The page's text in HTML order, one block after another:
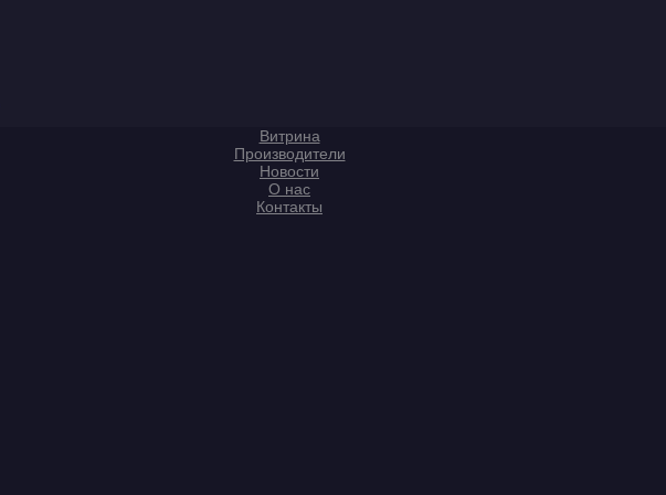
Витрина
Производители
Новости
О нас
Контакты